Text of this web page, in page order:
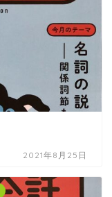
2021年8月25日